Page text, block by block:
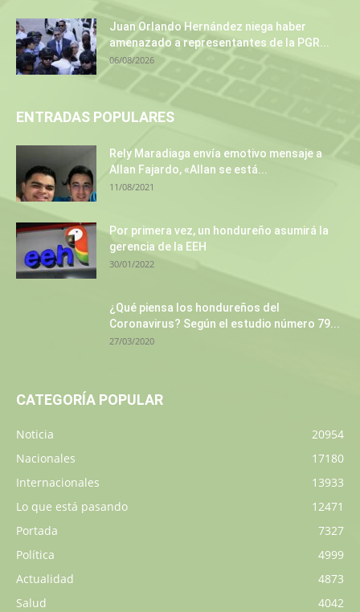
Juan Orlando Hernández niega haber
amenazado a representantes de la PGR...
06/08/2026
ENTRADAS POPULARES
Rely Maradiaga envía emotivo mensaje a
Allan Fajardo, «Allan se está...
11/08/2021
Por primera vez, un hondureño asumirá la
gerencia de la EEH
30/01/2022
¿Qué piensa los hondureños del
Coronavirus? Según el estudio número 79...
27/03/2020
CATEGORÍA POPULAR
Noticia
20954
Nacionales
17180
Internacionales
13933
Lo que está pasando
12471
Portada
7327
Política
4999
Actualidad
4873
Salud
4042